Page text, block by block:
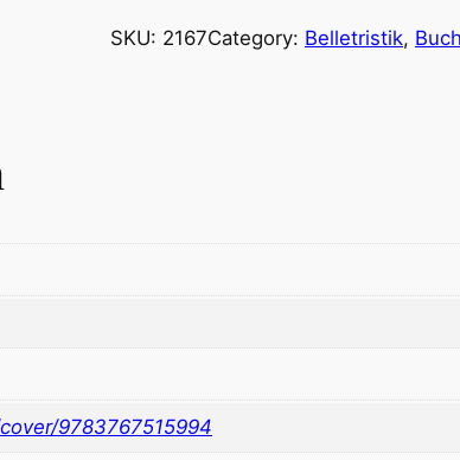
SKU: 2167Category: Belletristik, Buch
9783767515994